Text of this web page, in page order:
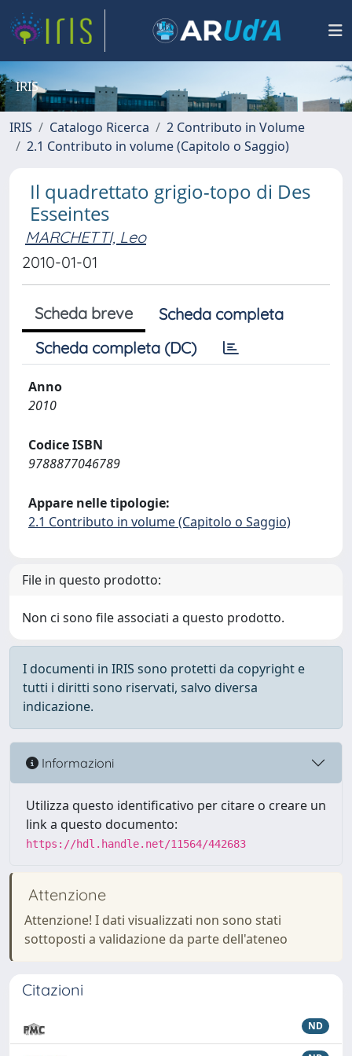
IRIS
IRIS Catalogo Ricerca
2 Contributo in Volume
2.1 Contributo in volume (Capitolo o Saggio)
Il quadrettato grigio-topo di Des
Esseintes
MARCHETTI, Leo
2010-01-01
Scheda breve
Scheda completa
Scheda completa (DC)
Anno
2010
Codice ISBN
9788877046789
Appare nelle tipologie:
2.1 Contributo in volume (Capitolo o Saggio)
File in questo prodotto:
Non ci sono file associati a questo prodotto.
I documenti in IRIS sono protetti da copyright e
tutti i diritti sono riservati, salvo diversa
indicazione.
Informazioni
Utilizza questo identificativo per citare o creare un
link a questo documento:
https://hdl.handle.net/11564/442683
Attenzione
Attenzione! I dati visualizzati non sono stati
sottoposti a validazione da parte dell'ateneo
Citazioni
ND